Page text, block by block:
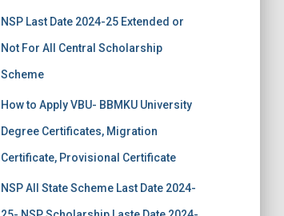
NSP Last Date 2024-25 Extended or
Not For All Central Scholarship
Scheme
How to Apply VBU- BBMKU University
Degree Certificates, Migration
Certificate, Provisional Certificate
NSP All State Scheme Last Date 2024-